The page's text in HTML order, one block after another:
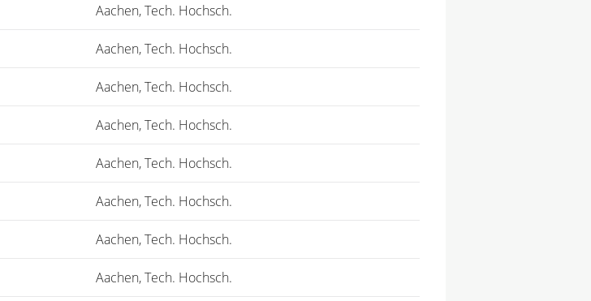
Aachen, Tech. Hochsch.
Aachen, Tech. Hochsch.
Aachen, Tech. Hochsch.
Aachen, Tech. Hochsch.
Aachen, Tech. Hochsch.
Aachen, Tech. Hochsch.
Aachen, Tech. Hochsch.
Aachen, Tech. Hochsch.